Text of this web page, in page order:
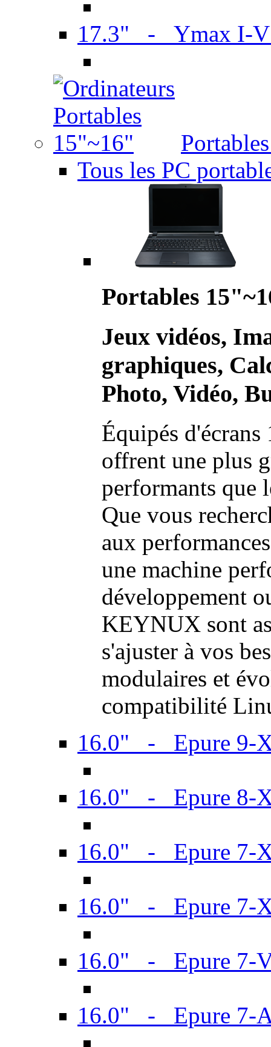
17.3" - Ymax I-
Tous les PC
Portables
Jeux vidéos,
graphiques,
Photo, Vidéo,
Équipés
offrent une plus
performants que
Que vous
aux
une machine
développement
KEYNUX sont
s'ajuster à vos
modulaires et
compatibilité
16.0" - Epure 9-
16.0" - Epure 8-
16.0" - Epure 7-
16.0" - Epure 7-
16.0" - Epure 7-
16.0" - Epure 7-